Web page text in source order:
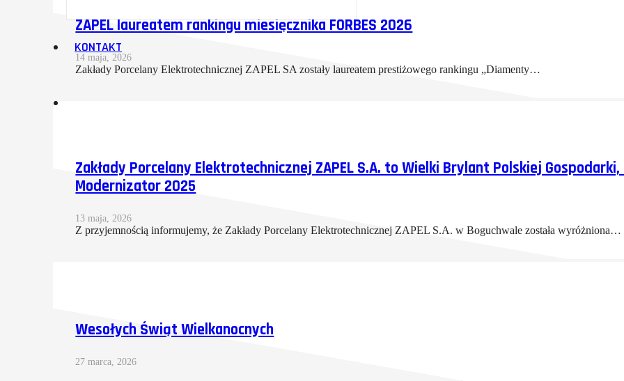
KONTAKT
ZAPEL laureatem rankingu miesięcznika FORBES 2026
14 maja, 2026
Zakłady Porcelany Elektrotechnicznej ZAPEL SA zostały laureatem prestiżowego rankingu „Diamenty…
Zakłady Porcelany Elektrotechnicznej ZAPEL S.A. to Wielki Brylant Polskiej
Modernizator 2025
13 maja, 2026
Z przyjemnością informujemy, że Zakłady Porcelany Elektrotechnicznej ZAPEL S.A. w Boguchwale została wyróżniona…
Wesołych Świąt Wielkanocnych
27 marca, 2026